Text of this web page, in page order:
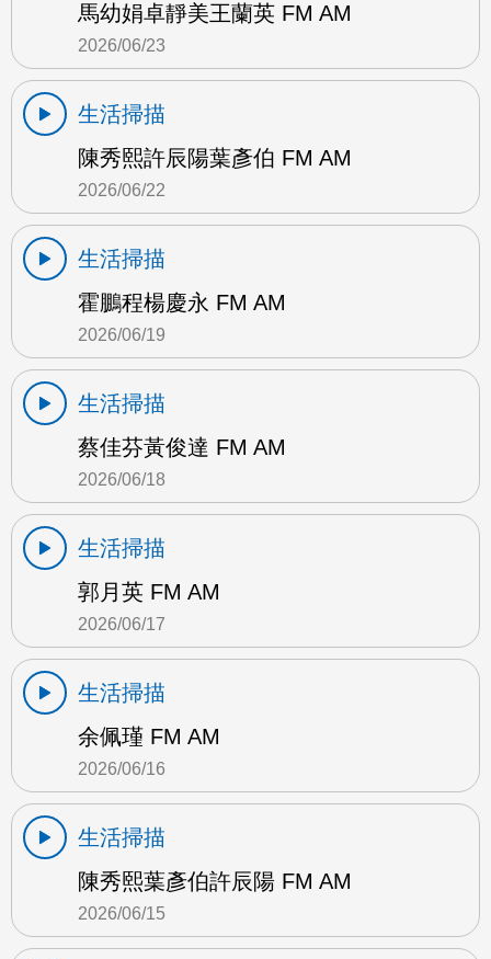
馬幼娟卓靜美王蘭英 FM AM
2026/06/23
生活掃描
陳秀熙許辰陽葉彥伯 FM AM
2026/06/22
生活掃描
霍鵬程楊慶永 FM AM
2026/06/19
生活掃描
蔡佳芬黃俊達 FM AM
2026/06/18
生活掃描
郭月英 FM AM
2026/06/17
生活掃描
余佩瑾 FM AM
2026/06/16
生活掃描
陳秀熙葉彥伯許辰陽 FM AM
2026/06/15